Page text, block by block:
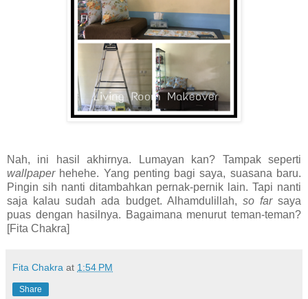
Nah, ini hasil akhirnya. Lumayan kan? Tampak seperti
wallpaperhehehe. Yang penting bagi saya, suasana baru.
Pingin sih nanti ditambahkan pernak-pernik lain. Tapi nanti
saja kalau sudah ada budget. Alhamdulillah, so farsaya
puas dengan hasilnya. Bagaimana menurut teman-teman?
[Fita Chakra]
Fita Chakra at 1:54 PM
Share